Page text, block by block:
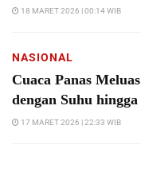
18 MARET 2026 | 00:14 WIB
NASIONAL
Cuaca Panas
dengan Suhu hingga
17 MARET 2026 | 22:33 WIB